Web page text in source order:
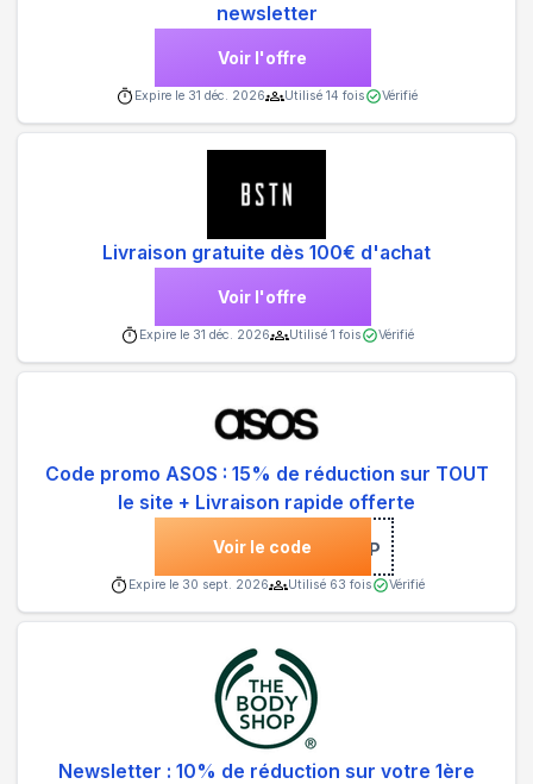
newsletter
Voir l'offre
Expire le 31 déc. 2026 Utilisé 14 fois Vérifié
Livraison gratuite dès 100€ d'achat
Voir l'offre
Expire le 31 déc. 2026 Utilisé 1 fois Vérifié
Code promo ASOS : 15% de réduction sur TOUT
le site + Livraison rapide offerte
Voir le code***STSHOP
Expire le 30 sept. 2026 Utilisé 63 fois Vérifié
Newsletter : 10% de réduction sur votre 1ère